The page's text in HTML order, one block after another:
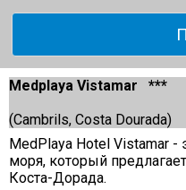
Medplaya Vistamar ***
(Cambrils, Costa Dourada)
MedPlaya Hotel Vistamar -
моря, который
Коста-Дорада.